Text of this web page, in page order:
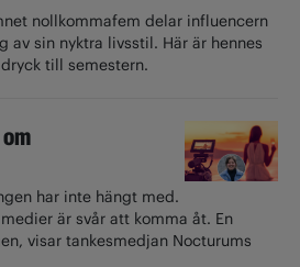
nollkommafem delar influencern
av sin nyktra livsstil. Här är hennes
till semestern.
har inte hängt med.
är svår att komma åt. En
visar tankesmedjan Nocturums